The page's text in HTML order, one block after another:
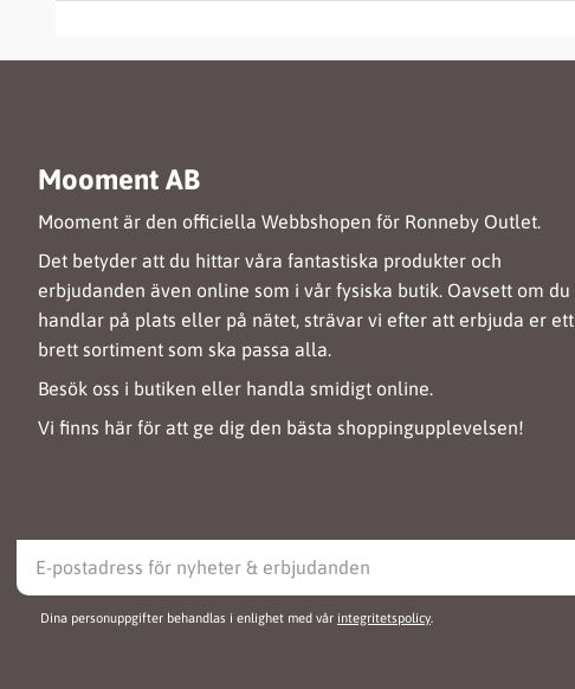
Mooment AB
Mooment är den officiella Webbshopen för Ronneby Outlet.
Det betyder att du hittar våra fantastiska produkter och
erbjudanden även online som i vår fysiska butik. Oavsett om du
handlar på plats eller på nätet, strävar vi efter att erbjuda er ett
brett sortiment som ska passa alla.
Besök oss i butiken eller handla smidigt online.
Vi finns här för att ge dig den bästa shoppingupplevelsen!
Dina personuppgifter behandlas i enlighet med vår integritetspolicy